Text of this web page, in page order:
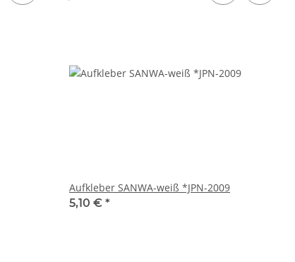
Aufkleber SANWA-weiß *JPN-2009
5,10 € *